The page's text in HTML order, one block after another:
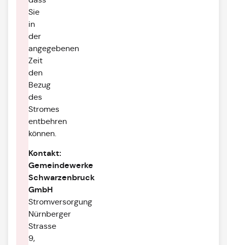
Sie
in
der
angegebenen
Zeit
den
Bezug
des
Stromes
entbehren
können.
Kontakt:
Gemeindewerke
Schwarzenbruck
GmbH
Stromversorgung
Nürnberger
Strasse
9,